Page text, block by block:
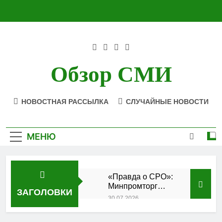
Обзор СМИ
НОВОСТНАЯ РАССЫЛКА СЛУЧАЙНЫЕ НОВОСТИ
МЕНЮ
ЗАГОЛОВКИ
«Правда о СРО»:
Минпромторг
подтвердил
кластера
30.07.2026